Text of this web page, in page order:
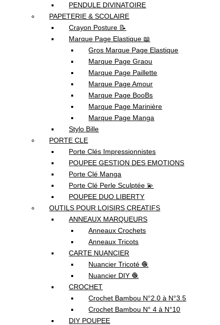
PENDULE DIVINATOIRE
PAPETERIE & SCOLAIRE
Crayon Posture 📝
Marque Page Elastique 📖
Gros Marque Page Elastique
Marque Page Graou
Marque Page Paillette
Marque Page Amour
Marque Page BooBs
Marque Page Marinière
Marque Page Manga
Stylo Bille
PORTE CLE
Porte Clés Impressionnistes
POUPEE GESTION DES EMOTIONS
Porte Clé Manga
Porte Clé Perle Sculptée 💫
POUPEE DUO LIBERTY
OUTILS POUR LOISIRS CREATIFS
ANNEAUX MARQUEURS
Anneaux Crochets
Anneaux Tricots
CARTE NUANCIER
Nuancier Tricoté 🧶
Nuancier DIY 🧶
CROCHET
Crochet Bambou N°2.0 à N°3.5
Crochet Bambou N° 4 à N°10
DIY POUPEE